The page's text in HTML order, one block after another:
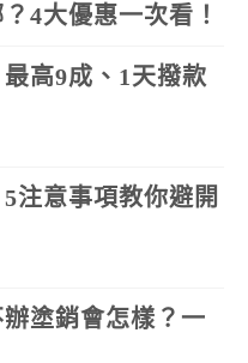
4大優惠一次看！
高9成、1天撥款
注意事項教你避開
塗銷會怎樣？一